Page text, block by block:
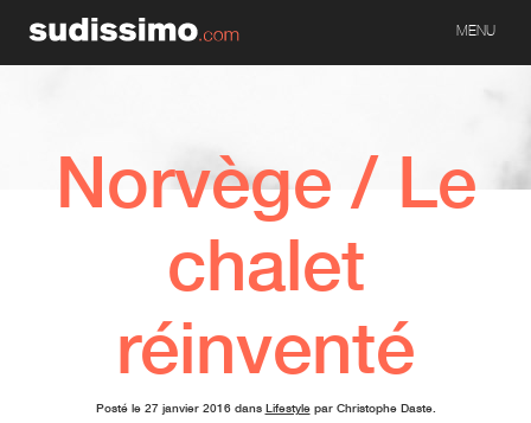
MENU
Norvège / Le
chalet
réinventé
Posté le 27 janvier 2016 dans Lifestylepar Christophe Daste.